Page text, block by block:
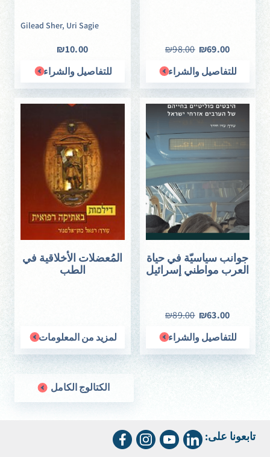
₪69.00
₪98.00
للتفاصيل والشراء
Gilead Sher, Uri Sagie
₪10.00
للتفاصيل والشراء
جوانب سياسيّة في حياة
العرب مواطني إسرائيل
₪63.00
₪89.00
للتفاصيل والشراء
المُعضلات الأخلاقية في
الطب
لمزيد من المعلومات
الكتالوج الكامل
تابعونا على: